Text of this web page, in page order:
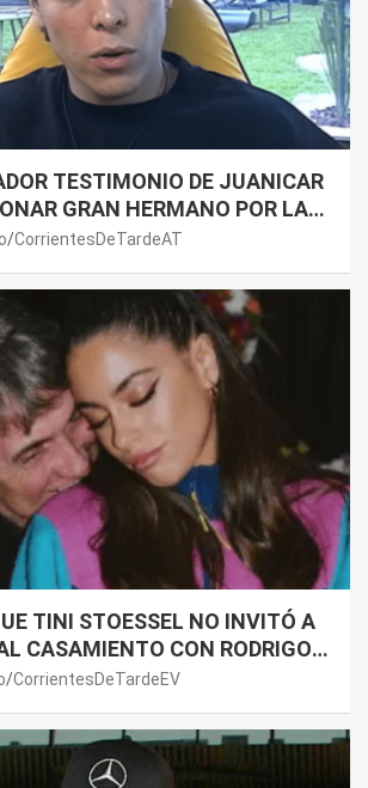
TESTIMONIO DE JUANICAR
GRAN HERMANO POR LA
MAMÁ.
CorrientesDeTardeAT
TINI STOESSEL NO INVITÓ A
CASAMIENTO CON RODRIGO
MOTIVOS
CorrientesDeTardeEV